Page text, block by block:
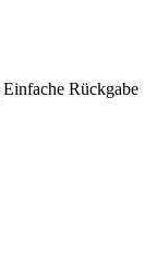
Einfache Rückgabe